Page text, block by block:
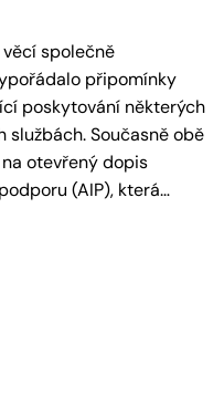
společně
připomínky
poskytování některých
službách. Současně obě
otevřený dopis
(AIP), která…